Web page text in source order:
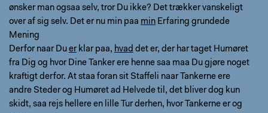
ønsker man ogsaa selv, tror Du ikke? Det trækker vanskeligt
over af sig selv. Det er nu min paa min Erfaring grundede
Mening
Derfor naar Du erklar paa, hvad det er, der har taget Humøret
fra Dig og hvor Dine Tanker ere henne saa maa Du gjøre noget
kraftigt derfor. At staa foran sit Staffeli naar Tankerne ere
andre Steder og Humøret ad Helvede til, det bliver dog kun
skidt, saa rejs hellere en lille Tur derhen, hvor Tankerne er og